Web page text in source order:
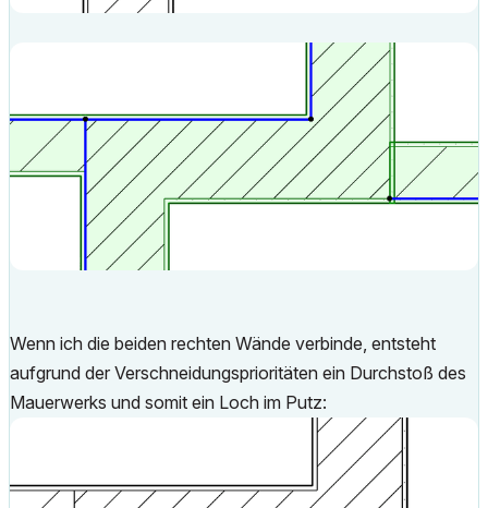
Wenn ich die beiden rechten Wände verbinde, entsteht
aufgrund der Verschneidungsprioritäten ein Durchstoß des
Mauerwerks und somit ein Loch im Putz: